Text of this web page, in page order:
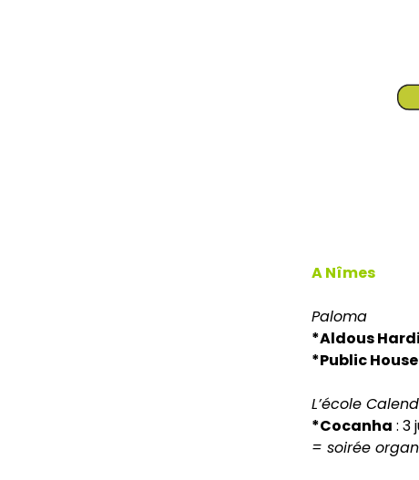
A Nîmes
Paloma
*Aldous
*Public
L’école
*Cocanha : 3
= soirée